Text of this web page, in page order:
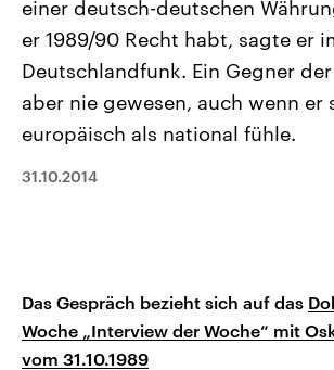
Sachsen-Anhalt wählt am 6.
September 2026 einen neuen
Landtag. Seit 2021 wird das
Bundesland von einer Koalition aus
Umfragen, Prognosen,
Wahlprogramme, aktuelle Berichte
und Hintergründe zu den Parteien
Wahl.
den
mit
Sendungen Programm Podcasts
einer deutsch-deutschen
er 1989/90 Recht habt, sagte er
Deutschlandfunk. Ein Gegner
aber nie gewesen, auch wenn er
europäisch als national fühle.
31.10.2014
Das Gespräch bezieht sich auf das
Woche „Interview der Woche“ mit
vom 31.10.1989